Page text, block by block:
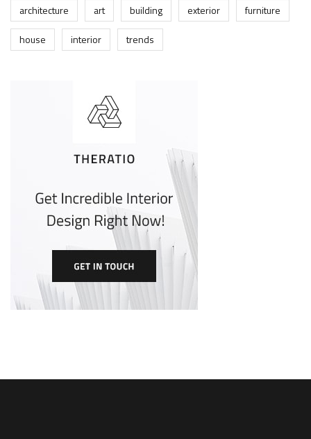
architecture art building exterior
furniture
house
interior trends